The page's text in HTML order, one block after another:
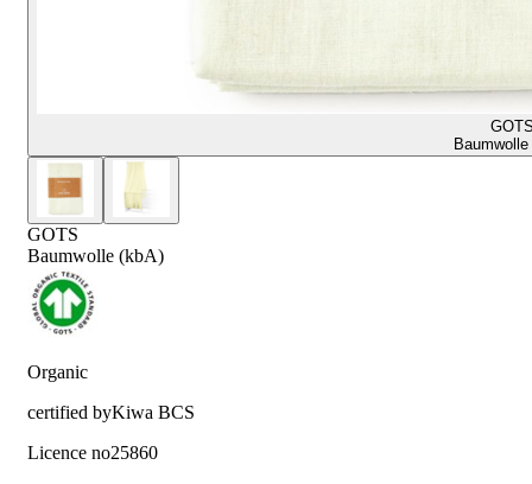
GOTS
Baumwolle (kbA)
Organic
certified byKiwa BCS
Licence no25860